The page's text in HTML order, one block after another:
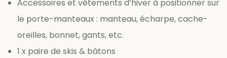
Accessoires et vêtements d’hiver à positionner sur
le porte-manteaux : manteau, écharpe, cache-
oreilles, bonnet, gants, etc.
1 x paire de skis & bâtons